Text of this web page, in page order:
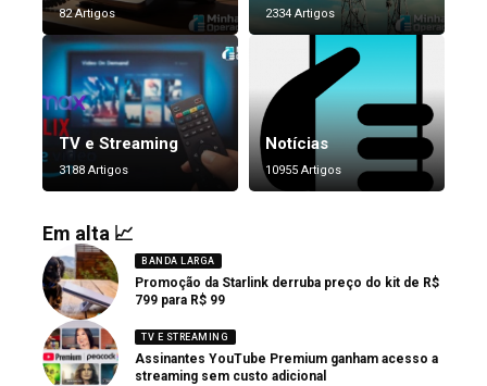
82 Artigos 2334 Artigos
TV e Streaming
3188 Artigos
Notícias
10955 Artigos
Em alta 📈
BANDA LARGA
Promoção da Starlink derruba preço do kit de R$
799 para R$ 99
TV E STREAMING
Assinantes YouTube Premium ganham acesso a
streaming sem custo adicional